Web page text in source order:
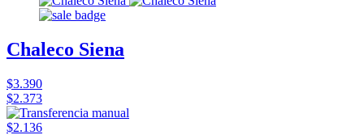
Chaleco Siena
$3.390
$2.373
$2.136